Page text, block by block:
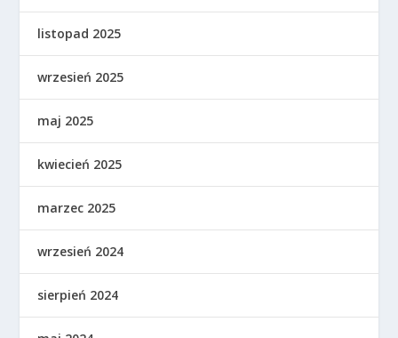
listopad 2025
wrzesień 2025
maj 2025
kwiecień 2025
marzec 2025
wrzesień 2024
sierpień 2024